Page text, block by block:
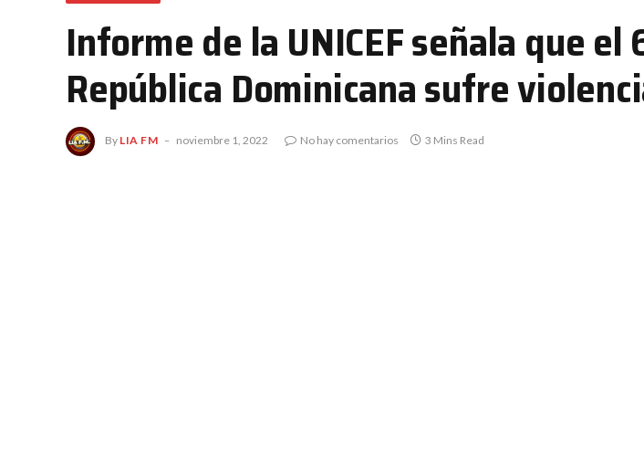
Informe de la UNICEF señala que
República Dominicana sufre
By LIA FM noviembre 1, 2022 No hay comentarios 3 Mins Read